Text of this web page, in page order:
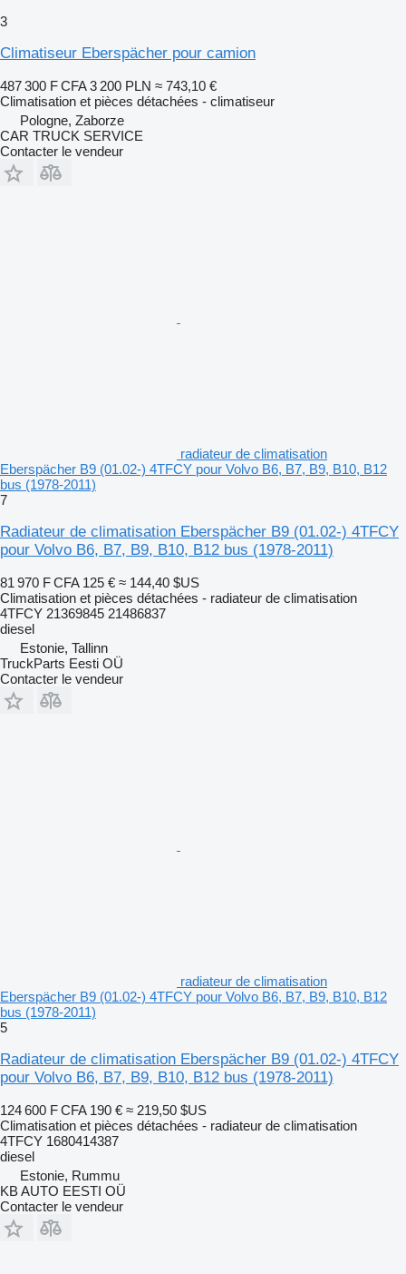
3
Climatiseur Eberspächer pour camion
487 300 F CFA 3 200 PLN ≈ 743,10 €
Climatisation et pièces détachées - climatiseur
Pologne, Zaborze
CAR TRUCK SERVICE
Contacter le vendeur
radiateur de climatisation
Eberspächer B9 (01.02-) 4TFCY pour Volvo B6, B7, B9, B10, B12
bus (1978-2011)
7
Radiateur de climatisation Eberspächer B9 (01.02-) 4TFCY
pour Volvo B6, B7, B9, B10, B12 bus (1978-2011)
81 970 F CFA 125 € ≈ 144,40 $US
Climatisation et pièces détachées - radiateur de climatisation
4TFCY 21369845 21486837
diesel
Estonie, Tallinn
TruckParts Eesti OÜ
Contacter le vendeur
radiateur de climatisation
Eberspächer B9 (01.02-) 4TFCY pour Volvo B6, B7, B9, B10, B12
bus (1978-2011)
5
Radiateur de climatisation Eberspächer B9 (01.02-) 4TFCY
pour Volvo B6, B7, B9, B10, B12 bus (1978-2011)
124 600 F CFA 190 € ≈ 219,50 $US
Climatisation et pièces détachées - radiateur de climatisation
4TFCY 1680414387
diesel
Estonie, Rummu
KB AUTO EESTI OÜ
Contacter le vendeur